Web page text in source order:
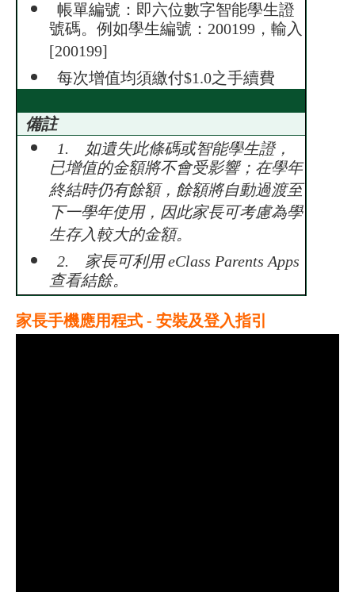
帳單編號：即六位數字智能學生證
號碼。例如學生編號：200199，輸入
[200199]
每次增值均須繳付$1.0之手續費
備註
1. 如遺失此條碼或智能學生證，
已增值的金額將不會受影響；在學年
終結時仍有餘額，餘額將自動過渡至
下一學年使用，因此家長可考慮為學
生存入較大的金額。
2. 家長可利用 eClass Parents Apps
查看結餘。
家長手機應用程式 - 安裝及登入指引